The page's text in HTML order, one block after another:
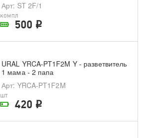
В наличии в магазине
Арт: ST 2F/1
компл
500 i
На складе поставщика
URAL YRCA-PT1F2M Y - разветвитель
1 мама - 2 папа
Арт: YRCA-PT1F2M
шт
420 i